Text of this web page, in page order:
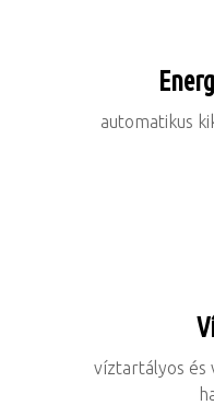
automatikus
víztartályos és